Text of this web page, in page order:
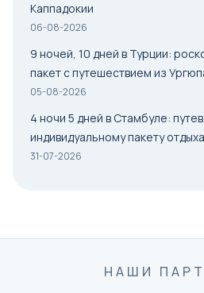
Каппадокии
06-08-2026
9 ночей, 10 дней в Турции:
пакет с путешествием из
05-08-2026
4 ночи 5 дней в Стамбуле:
индивидуальному пакету
31-07-2026
НАШИ